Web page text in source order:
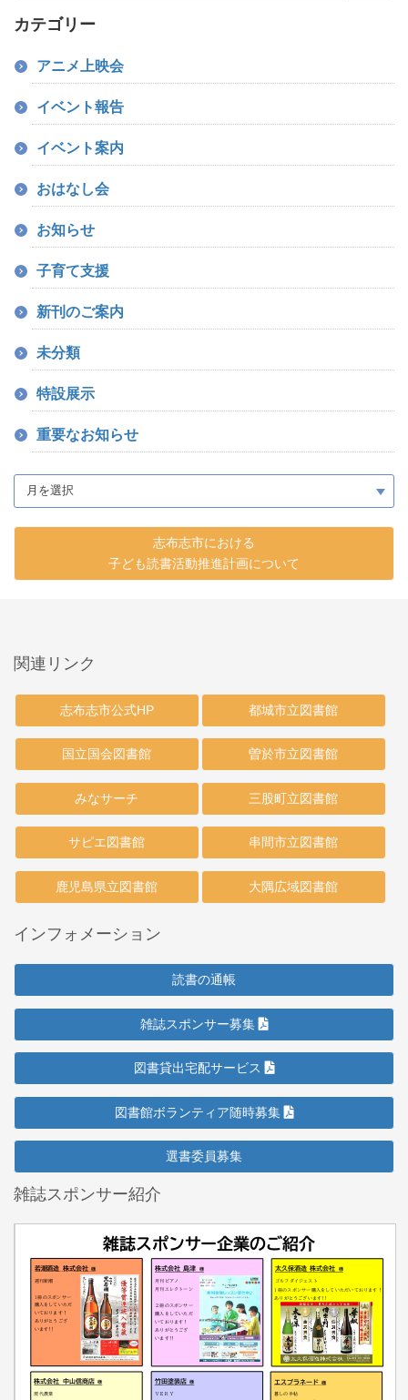
カテゴリー
アニメ上映会
イベント報告
イベント案内
おはなし会
お知らせ
子育て支援
新刊のご案内
未分類
特設展示
重要なお知らせ
志布志市における
子ども読書活動推進計画について
関連リンク
志布志市公式HP
国立国会図書館
みなサーチ
サピエ図書館
鹿児島県立図書館
都城市立図書館
曽於市立図書館
三股町立図書館
串間市立図書館
大隅広域図書館
インフォメーション
読書の通帳
雑誌スポンサー募集
図書貸出宅配サービス
図書館ボランティア随時募集
選書委員募集
雑誌スポンサー紹介